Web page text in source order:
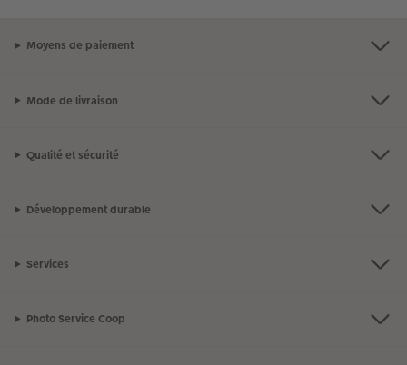
Moyens de paiement
Mode de livraison
Qualité et sécurité
Développement durable
Services
Photo Service Coop